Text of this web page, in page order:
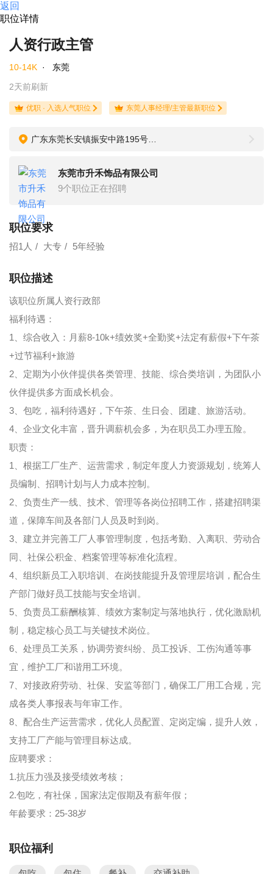
返回
职位详情
人资行政主管
10-14K ·
东莞
2天前刷新
优职 · 入选人气职位 东莞人事经理/主管最新职位
东莞市升禾饰品有限公司
9个职位正在招聘
职位要求
招1人 大专 5年经验
职位描述
该职位所属人资行政部
福利待遇：
1、综合收入：月薪8-10k+绩效奖+全勤奖+法定有薪假+下午茶
+过节福利+旅游
2、定期为小伙伴提供各类管理、技能、综合类培训，为团队小
伙伴提供多方面成长机会。
3、包吃，福利待遇好，下午茶、生日会、团建、旅游活动。
4、企业文化丰富，晋升调薪机会多，为在职员工办理五险。
职责：
1、根据工厂生产、运营需求，制定年度人力资源规划，统筹人
员编制、招聘计划与人力成本控制。
2、负责生产一线、技术、管理等各岗位招聘工作，搭建招聘渠
道，保障车间及各部门人员及时到岗。
3、建立并完善工厂人事管理制度，包括考勤、入离职、劳动合
同、社保公积金、档案管理等标准化流程。
4、组织新员工入职培训、在岗技能提升及管理层培训，配合生
产部门做好员工技能与安全培训。
5、负责员工薪酬核算、绩效方案制定与落地执行，优化激励机
制，稳定核心员工与关键技术岗位。
6、处理员工关系，协调劳资纠纷、员工投诉、工伤沟通等事
宜，维护工厂和谐用工环境。
7、对接政府劳动、社保、安监等部门，确保工厂用工合规，完
成各类人事报表与年审工作。
8、配合生产运营需求，优化人员配置、定岗定编，提升人效，
支持工厂产能与管理目标达成。
应聘要求：
1.抗压力强及接受绩效考核；
2.包吃，有社保，国家法定假期及有薪年假；
年龄要求：25-38岁
职位福利